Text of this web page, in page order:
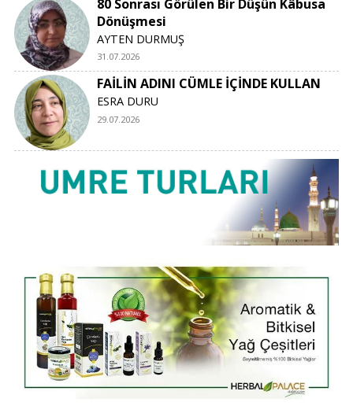
80 Sonrası Görülen Bir Düşün Kâbusa
Dönüşmesi
AYTEN DURMUŞ
31.07.2026
FAİLİN ADINI CÜMLE İÇİNDE KULLAN
ESRA DURU
29.07.2026